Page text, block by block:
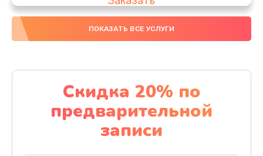
Замена передней камеры
Заказать
Замена полифонического динамика
390 руб.
Заказать
ПОКАЗАТЬ ВСЕ УСЛУГИ
Скидка 20% по
предварительной
записи